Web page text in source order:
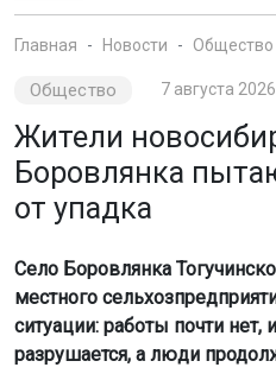
Главная Новости Общество
Общество 7 августа
Жители
Боровлянка
от упадка
Село Боровлянка
местного
ситуации: работы почти нет,
разрушается, а люди